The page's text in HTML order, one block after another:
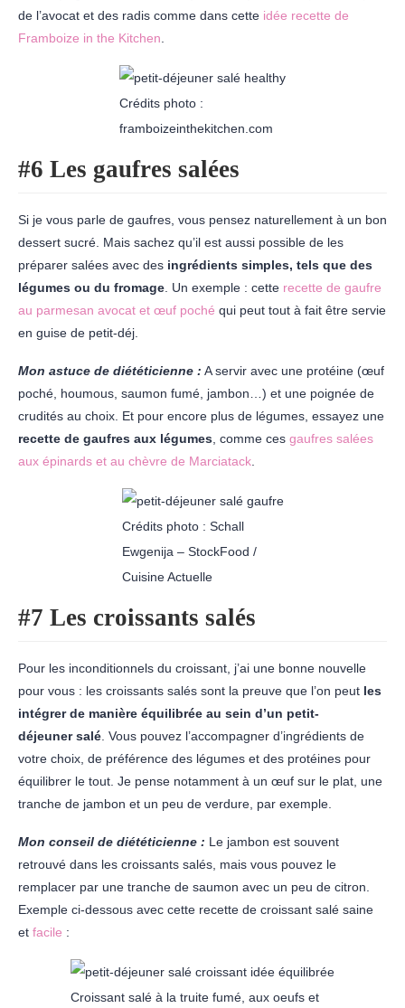
de l’avocat et des radis comme dans cette idée recette de
Framboize in the Kitchen
Crédits photo :
framboizeinthekitchen.com
#6 Les gaufres salées
Si je vous parle de gaufres, vous pensez naturellement à un bon
dessert sucré. Mais sachez qu’il est aussi possible de les
préparer salées avec des ingrédients simples, tels que des
légumes ou du fromage . Un exemple : cette recette de gaufre
au parmesan avocat et œuf poché qui peut tout à fait être servie
en guise de petit-déj.
Mon astuce de diététicienne : A servir avec une protéine (œuf
poché, houmous, saumon fumé, jambon…) et une poignée de
crudités au choix. Et pour encore plus de légumes, essayez une
recette de gaufres aux légumes , comme ces gaufres salées
aux épinards et au chèvre de Marciatack
Crédits photo : Schall
Ewgenija – StockFood /
Cuisine Actuelle
#7 Les croissants salés
Pour les inconditionnels du croissant, j’ai une bonne nouvelle
pour vous : les croissants salés sont la preuve que l’on peut les
intégrer de manière équilibrée au sein d’un petit-
déjeuner salé . Vous pouvez l’accompagner d’ingrédients de
votre choix, de préférence des légumes et des protéines pour
équilibrer le tout. Je pense notamment à un œuf sur le plat, une
tranche de jambon et un peu de verdure, par exemple.
Mon conseil de diététicienne : Le jambon est souvent
retrouvé dans les croissants salés, mais vous pouvez le
remplacer par une tranche de saumon avec un peu de citron.
Exemple ci-dessous avec cette recette de croissant salé saine
et facile :
Croissant salé à la truite fumé, aux oeufs et